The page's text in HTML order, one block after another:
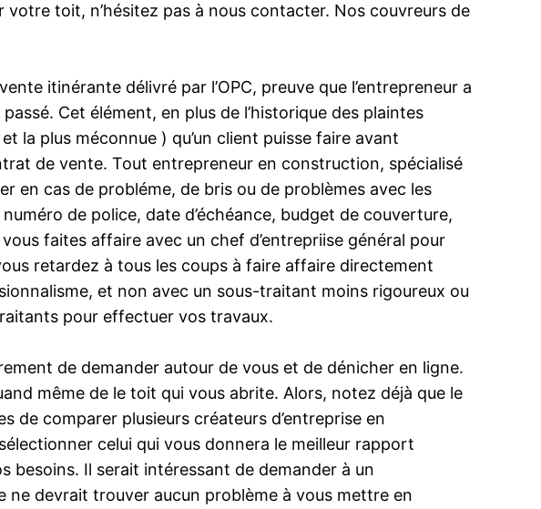
toit, n’hésitez pas à nous contacter. Nos couvreurs de
itinérante délivré par l’OPC, preuve que l’entrepreneur a
Cet élément, en plus de l’historique des plaintes
la plus méconnue ) qu’un client puisse faire avant
de vente. Tout entrepreneur en construction, spécialisé
en cas de probléme, de bris ou de problèmes avec les
de police, date d’échéance, budget de couverture,
faites affaire avec un chef d’entrepriise général pour
retardez à tous les coups à faire affaire directement
et non avec un sous-traitant moins rigoureux ou
pour effectuer vos travaux.
de demander autour de vous et de dénicher en ligne.
même de le toit qui vous abrite. Alors, notez déjà que le
de comparer plusieurs créateurs d’entreprise en
celui qui vous donnera le meilleur rapport
besoins. Il serait intéressant de demander à un
devrait trouver aucun problème à vous mettre en